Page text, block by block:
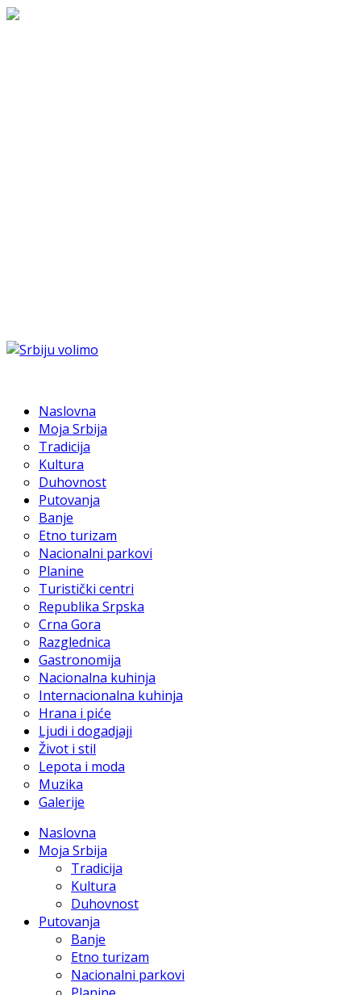
Naslovna
Moja Srbija
Tradicija
Kultura
Duhovnost
Putovanja
Banje
Etno turizam
Nacionalni parkovi
Planine
Turistički centri
Republika Srpska
Crna Gora
Razglednica
Gastronomija
Nacionalna kuhinja
Internacionalna kuhinja
Hrana i piće
Ljudi i dogadjaji
Život i stil
Lepota i moda
Muzika
Galerije
Naslovna
Moja Srbija
Tradicija
Kultura
Duhovnost
Putovanja
Banje
Etno turizam
Nacionalni parkovi